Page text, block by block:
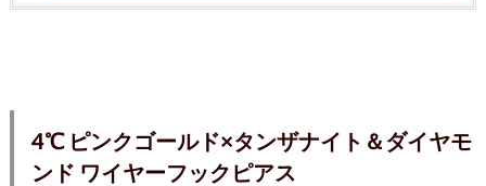
4℃ ピンクゴールド×タンザナイト＆ダイヤモ
ンド ワイヤーフックピアス